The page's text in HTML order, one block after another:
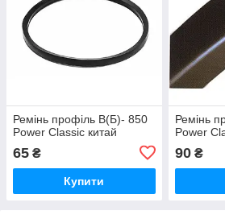
Ремінь профіль В(Б)- 850
Power Classic китай
65 ₴
Купити
Ремінь
Power
90₴